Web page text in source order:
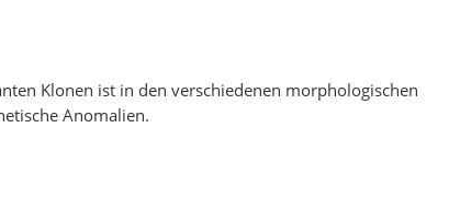
Klonen ist in den verschiedenen morphologischen
Anomalien.